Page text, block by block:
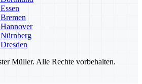
Müller. Alle Rechte vorbehalten.